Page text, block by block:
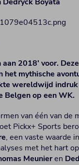
2018' voor. Deze
mythische
wereldwijd
Belgen op een WK.
van één van de
Pickx+ Sports
, een vaste waarde
met het hart
Meunieren